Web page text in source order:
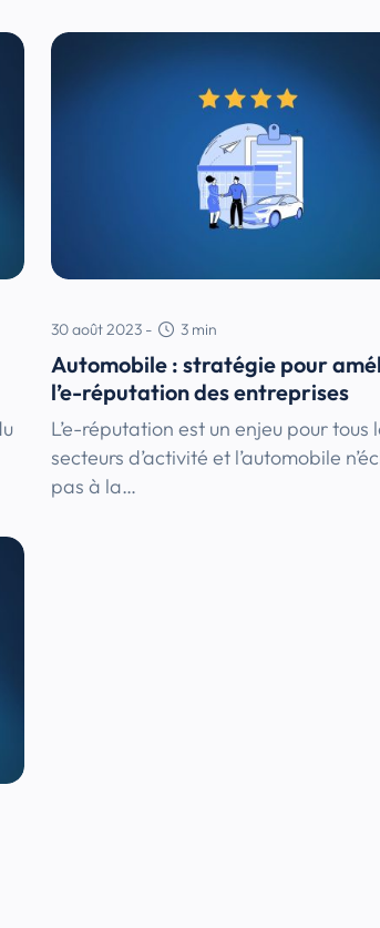
30 août 2023 - 3 min
Automobile : stratégie pour
l’e-réputation des entreprises
L’e-réputation est un enjeu pour tous
secteurs d’activité et l’automobile
pas à la…